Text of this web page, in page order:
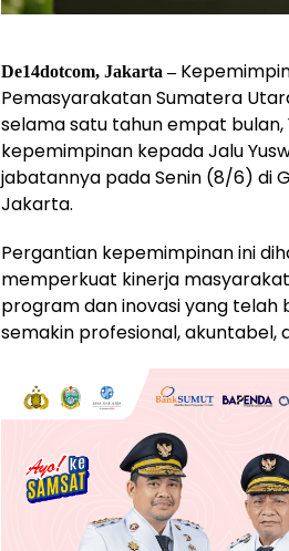
De14dotcom, Jakarta –
Pemasyarakatan Sumatera
selama satu tahun empat
kepemimpinan kepada Jalu
jabatannya pada Senin (8/6) di
Jakarta.
Pergantian kepemimpinan ini
memperkuat kinerja
program dan inovasi yang telah
semakin profesional, akuntabel,